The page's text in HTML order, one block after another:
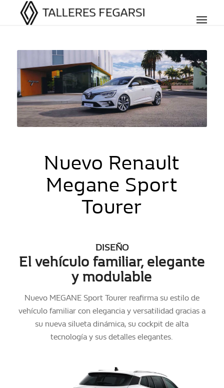
Nuevo Renault
Megane Sport
Tourer
DISEÑO
El vehículo familiar, elegante
y modulable
Nuevo MEGANE Sport Tourer reafirma su estilo de
vehículo familiar con elegancia y versatilidad gracias a
su nueva silueta dinámica, su cockpit de alta
tecnología y sus detalles elegantes.